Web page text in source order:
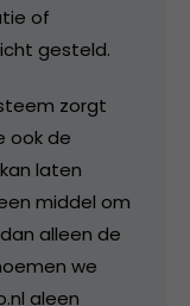
of
gesteld.
zorgt
ook de
laten
middel om
alleen de
we
aleen